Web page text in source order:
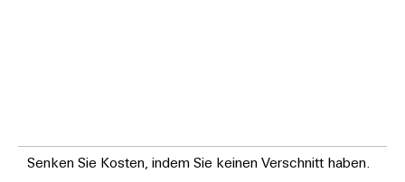
Senken Sie Kosten, indem Sie keinen Verschnitt haben.